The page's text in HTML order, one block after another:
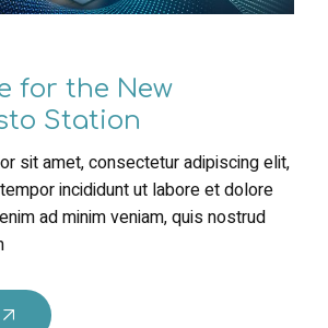
for the New
Station
sit amet, consectetur adipiscing elit,
incididunt ut labore et dolore
ad minim veniam, quis nostrud